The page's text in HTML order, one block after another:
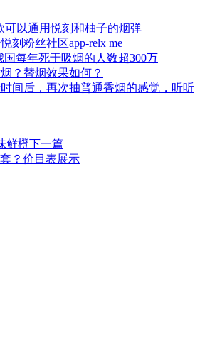
可以通用悦刻和柚子的烟弹
刻粉丝社区app-relx me
每年死于吸烟的人数超300万
？替烟效果如何？
间后，再次抽普通香烟的感觉，听听
鲜橙下一篇
？价目表展示